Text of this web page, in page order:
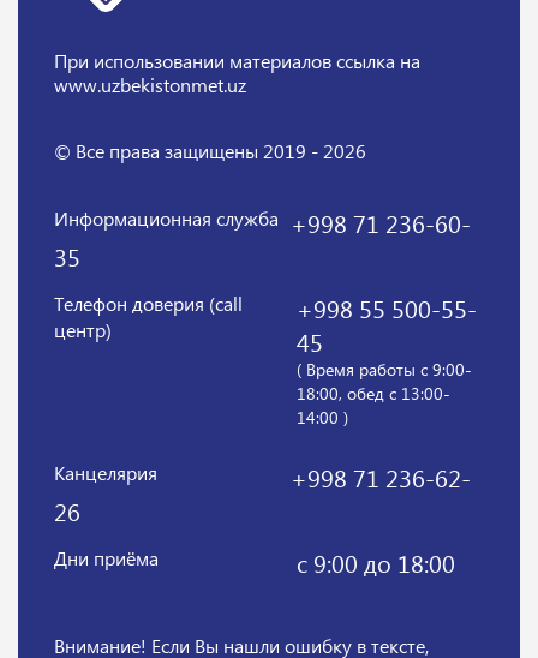
При использовании материаловссылка на
www.uzbekistonmet.uz
© Все права защищены 2019 - 2026
Информационная служба
+998 71 236-60-
35
Телефон доверия (call
центр)
+998 55 500-55-
45
( Время работы с 9:00-
18:00, обед с 13:00-
14:00 )
Канцелярия
+998 71 236-62-
26
Дни приёма с 9:00 до 18:00
Внимание! Если Вы нашли ошибку в тексте,